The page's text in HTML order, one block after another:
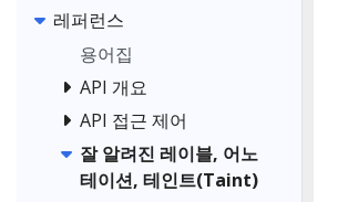
레퍼런스
용어집
API 개요
API 접근 제어
잘 알려진 레이블, 어노
테이션, 테인트(Taint)